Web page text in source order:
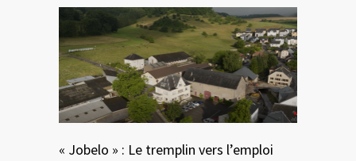
« Jobelo » : Le tremplin vers l’emploi